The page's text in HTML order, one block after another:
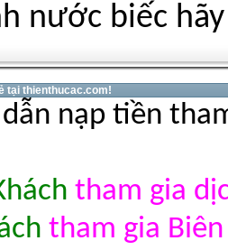
nước biếc
tại thienthucac.com!
nạp tiền
tham gia
tham gia